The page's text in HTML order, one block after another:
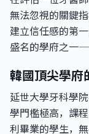
無法忽視的關鍵指
建立信任感的第
盛名的學府之一
韓國頂尖學府
延世大學牙科學
學門檻極高，課
利畢業的學生，